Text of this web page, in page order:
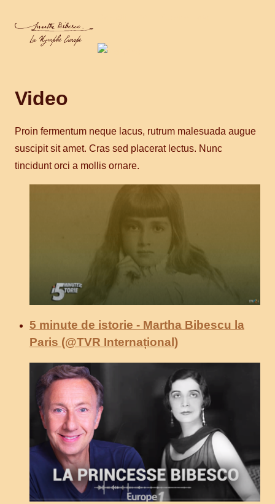
content
Video
Proin fermentum neque lacus, rutrum malesuada augue
suscipit sit amet. Cras sed placerat lectus. Nunc
tincidunt orci a mollis ornare.
5 minute de istorie - Martha Bibescu la
Paris (@TVR Internațional)